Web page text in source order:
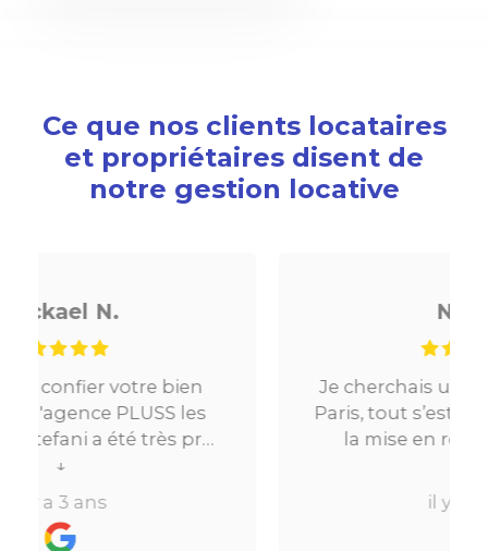
Ce que nos clients locataires
et propriétaires disent de
notre gestion locative
Je cherchais un appartement sur
Paris, tout s’est très bien passé. De
la mise en relation jusqu’à la